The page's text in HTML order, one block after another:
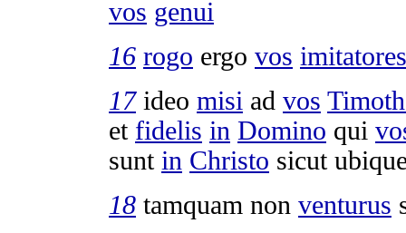
vos genui
16 rogo ergo vos imitatores
17ideo misi ad vos
et fidelis in Domino qui
sunt in Christo sicut
18 tamquam non venturus